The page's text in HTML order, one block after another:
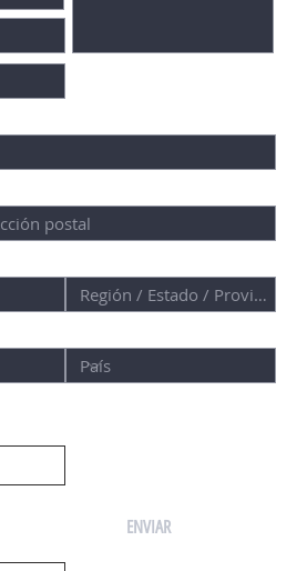
ENVIAR